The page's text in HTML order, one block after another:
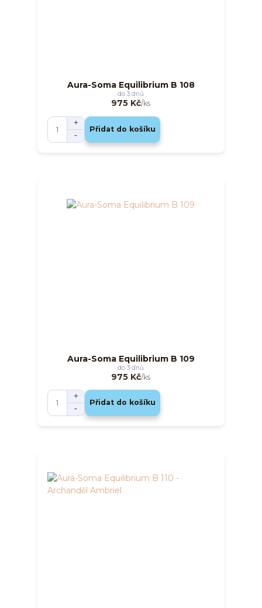
Aura-Soma Equilibrium B 108
975 Kč/ks
do 3 dnů
Přidat do košíku
Aura-Soma Equilibrium B 109
975 Kč/ks
do 3 dnů
Přidat do košíku